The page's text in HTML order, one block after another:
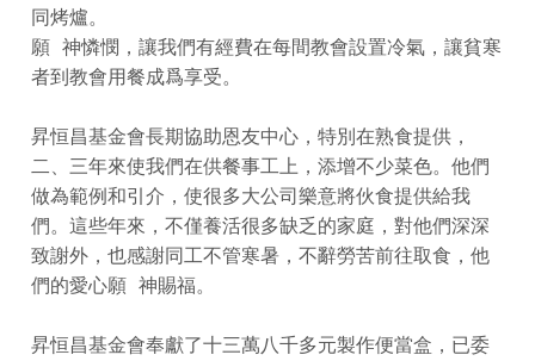
同烤爐。
願 神憐憫，讓我們有經費在每間教會設置冷氣，讓貧寒
者到教會用餐成爲享受。
昇恒昌基金會長期協助恩友中心，特別在熟食提供，
二、三年來使我們在供餐事工上，添增不少菜色。他們
做為範例和引介，使很多大公司樂意將伙食提供給我
們。這些年來，不僅養活很多缺乏的家庭，對他們深深
致謝外，也感謝同工不管寒暑，不辭勞苦前往取食，他
們的愛心願 神賜福。
昇恒昌基金會奉獻了十三萬八千多元製作便當盒，已委